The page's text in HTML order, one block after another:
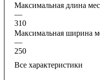
Максимальная длина
—
310
Максимальная ширина
—
250
Все характеристики